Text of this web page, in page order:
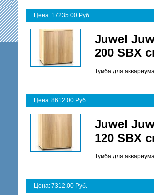
Цена: 17235.00 Руб.
Juwel
200 SBX
Тумба для
Цена: 8612.00 Руб.
Juwel
120 SBX
Тумба для
Цена: 7312.00 Руб.